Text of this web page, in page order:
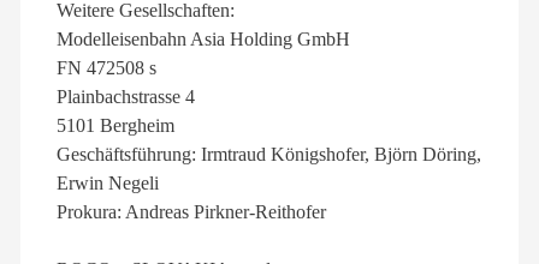
Weitere Gesellschaften:
Modelleisenbahn Asia Holding GmbH
FN 472508 s
Plainbachstrasse 4
5101 Bergheim
Geschäftsführung: Irmtraud Königshofer, Björn Döring,
Erwin Negeli
Prokura: Andreas Pirkner-Reithofer